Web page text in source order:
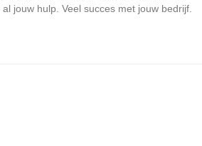
jouw hulp. Veel succes met jouw bedrijf.